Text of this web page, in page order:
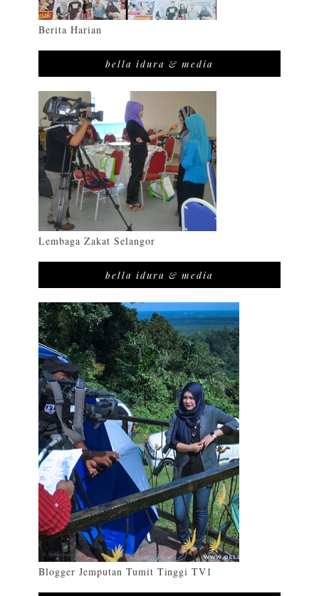
Berita Harian
bella idura & media
Lembaga Zakat Selangor
bella idura & media
Blogger Jemputan Tumit Tinggi TV1